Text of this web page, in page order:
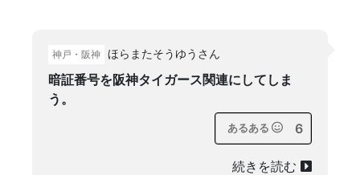
神戸・阪神 ほらまたそうゆうさん
暗証番号を阪神タイガース関連にしてしま
う。
あるある 6
続きを読む